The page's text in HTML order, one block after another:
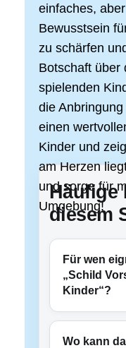
einfaches,
Bewusstsein
zu schärfen
Botschaft über
spielenden
die
einen
Kinder und
am Herzen
und sorge für
Umgebung!
Häufige
diesem
Für wen
„Schild
Kinder“?
Wo kann